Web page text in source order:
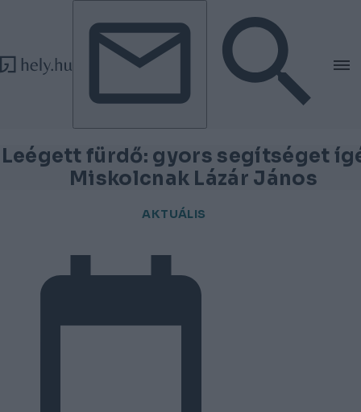
Tovább a tartalomhoz
Tovább a lábléchez
Leégett fürdő: gyors segítséget
Miskolcnak Lázár János
AKTUÁLIS